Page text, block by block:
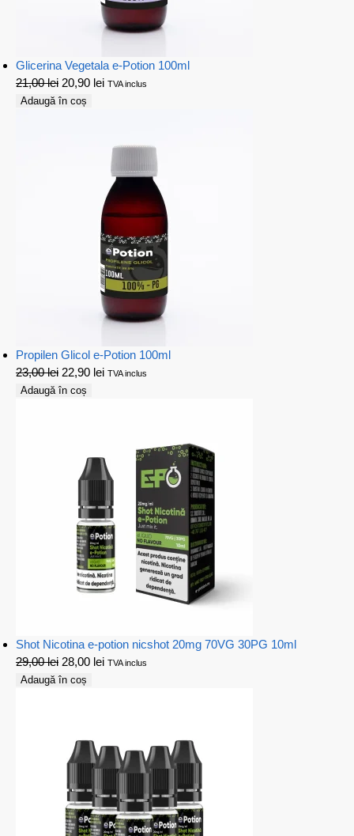
Glicerina Vegetala e-Potion 100ml
21,00lei 20,90 lei TVA inclus
Adaugă în coș
Propilen Glicol e-Potion 100ml
23,00lei 22,90 lei TVA inclus
Adaugă în coș
Shot Nicotina e-potion nicshot 20mg 70VG 30PG 10ml
29,00lei 28,00 lei TVA inclus
Adaugă în coș